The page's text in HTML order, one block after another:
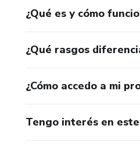
¿Qué es y cómo
¿Qué rasgos
¿Cómo accedo a mi
Tengo interés en